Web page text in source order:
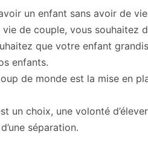
un enfant sans avoir de
de couple, vous souhaitez
que votre enfant
enfants.
de monde est la mise en
un choix, une volonté
séparation.